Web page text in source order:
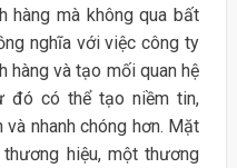
hàng mà không qua bất
nghĩa với việc công ty
hàng và tạo mối quan hệ
đó có thể tạo niềm tin,
nhanh chóng hơn. Mặt
hiệu, một thương